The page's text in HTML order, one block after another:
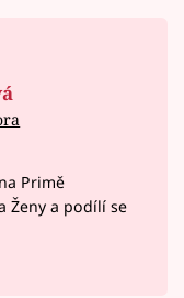
Primě
Ženy a podílí se